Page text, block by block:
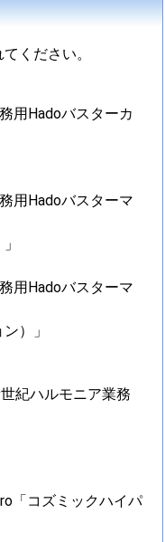
ください。
用Hadoバスターカ
用Hadoバスターマ
用Hadoバスターマ
）」
紀ハルモニア業務
「コズミックハイパ